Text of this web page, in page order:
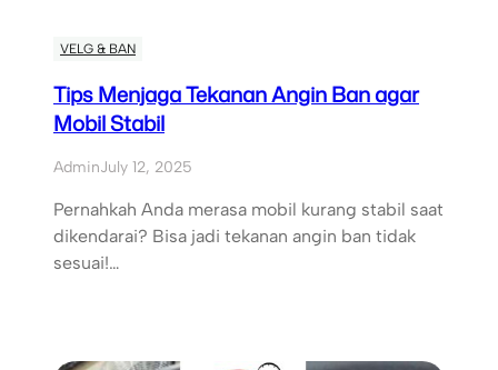
VELG & BAN
Tips Menjaga Tekanan Angin Ban agar
Mobil Stabil
AdminJuly 12, 2025
Pernahkah Anda merasa mobil kurang stabil saat
dikendarai? Bisa jadi tekanan angin ban tidak
sesuai!…